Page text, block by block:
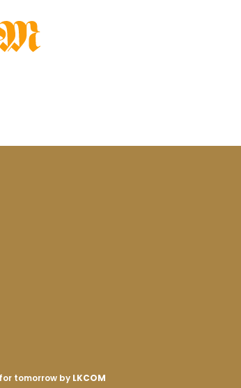
for tomorrow by LKCOM